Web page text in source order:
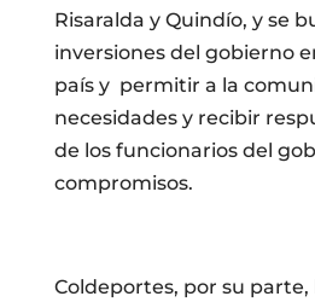
Risaralda y Quindío, y se
inversiones del gobierno
país y permitir a la
necesidades y recibir
de los funcionarios del
compromisos.
Coldeportes, por su parte,